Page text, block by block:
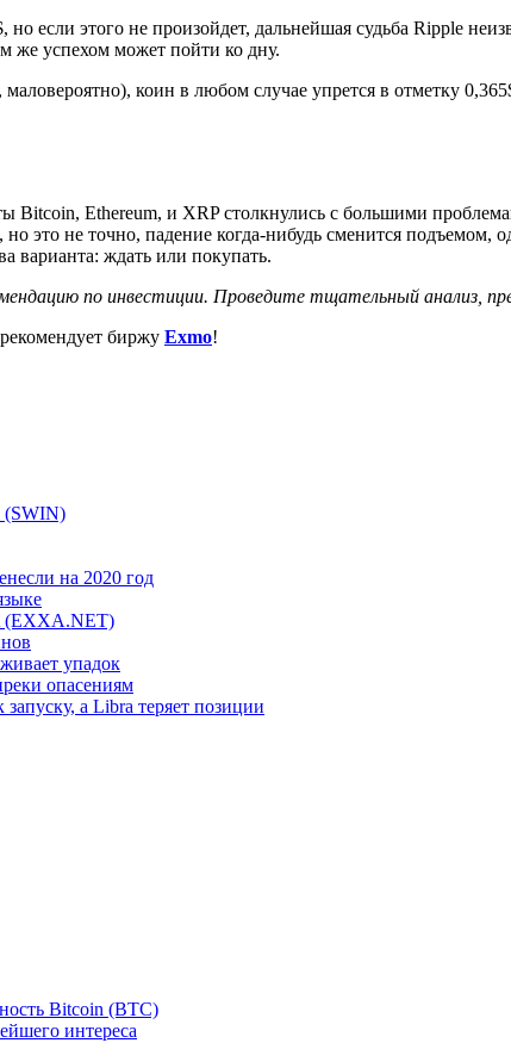
если этого не произойдет, дальнейшая судьба Ripple
же успехом может пойти ко дну.
коин в любом случае упрется в отметку
Ethereum, и XRP столкнулись с большими
это не точно, падение когда-нибудь сменится
варианта: ждать или покупать.
по инвестиции. Проведите тщательный анализ,
рекомендует биржу Exmo!
(SWIN)
на 2020 год
(EXXA.NET)
упадок
опасениям
а Libra теряет позиции
Bitcoin (BTC)
интереса